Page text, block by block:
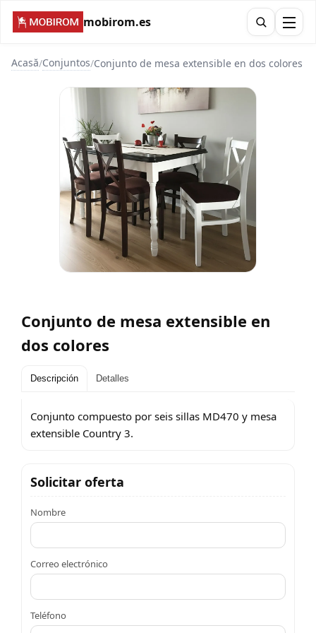
mobirom.es
Acasă/Conjuntos/Conjunto de mesa extensible en dos colores
Conjunto de mesa extensible en
dos colores
Descripción Detalles
Conjunto compuesto por seis sillas MD470 y mesa
extensible Country 3.
Solicitar oferta
Nombre
Correo electrónico
Teléfono